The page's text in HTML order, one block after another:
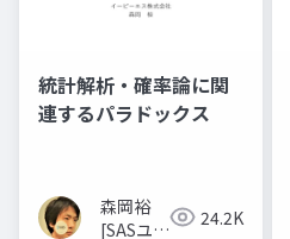
統計解析・確率論に関
連するパラドックス
森岡裕
[SASユー
24.2K